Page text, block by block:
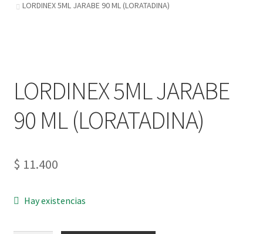
LORDINEX 5ML JARABE 90 ML (LORATADINA)
LORDINEX 5ML JARABE
90 ML (LORATADINA)
$ 11.400
Hay existencias